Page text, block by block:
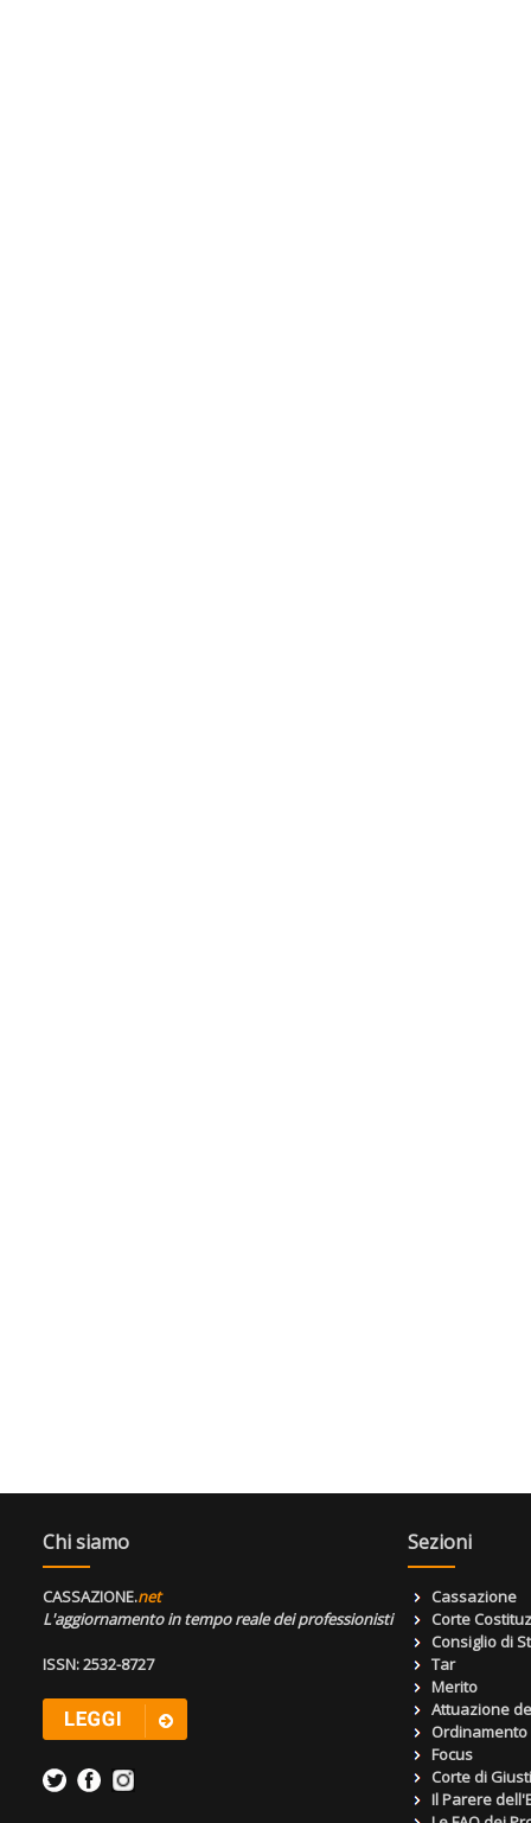
Chi siamo
CASSAZIONE.net
L'aggiornamento in tempo reale dei professionisti
ISSN: 2532-8727
Sezioni
Cassazione
Corte
Consiglio di
Tar
Merito
Attuazione
Focus
Corte di
Il Parere